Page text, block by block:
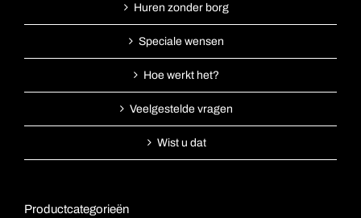
Huren zonder borg
Speciale wensen
Hoe werkt het?
Veelgestelde vragen
Wist u dat
Productcategorieën